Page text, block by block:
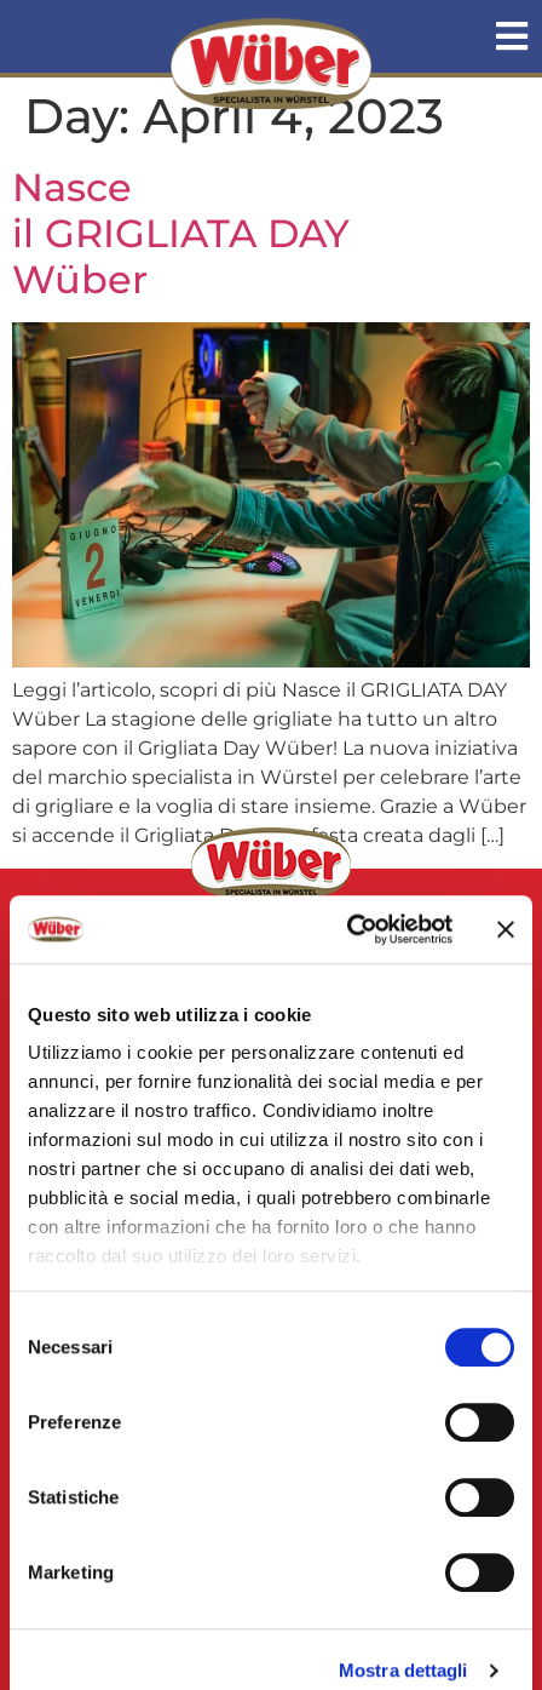
Questo sito web utilizza i cookie
Utilizziamo i cookie per personalizzare contenuti ed
annunci, per fornire funzionalità dei social media e per
analizzare il nostro traffico. Condividiamo inoltre
informazioni sul modo in cui utilizza il nostro sito con i
nostri partner che si occupano di analisi dei dati web,
pubblicità e social media, i quali potrebbero combinarle
con altre informazioni che ha fornito loro o che hanno
raccolto dal suo utilizzo dei loro servizi.
delNecessari
Preferenze
Statistiche
Marketing
Mostra dettagli
Day: April 4, 2023
Nasce
il GRIGLIATA DAY
Wüber
Leggi l’articolo, scopri di più Nasce il GRIGLIATA DAY
Wüber La stagione delle grigliate ha tutto un altro
sapore con il Grigliata Day Wüber! La nuova iniziativa
del marchio specialista in Würstel per celebrare l’arte
di grigliare e la voglia di stare insieme. Grazie a Wüber
si accende il Grigliata Day! Una festa creata dagli […]
RICETTE
GAMMA PRODOTTO
STORIA
NEWS & MEDIA
CONTATTI
I NOSTRI PRODOTTI